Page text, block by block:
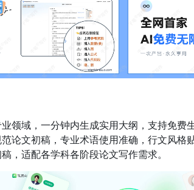
领域，一分钟内生成实用大纲，支持免
论文初稿，专业术语使用准确，行文风格
，适配各学科各阶段论文写作需求。